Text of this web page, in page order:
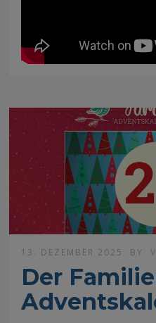
13. DEZEMBER 2025 BY
Der